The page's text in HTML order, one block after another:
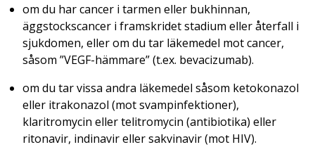
om du har cancer i tarmen eller bukhinnan,
äggstockscancer i framskridet stadium eller återfall i
sjukdomen, eller om du tar läkemedel mot cancer,
såsom ”VEGF-hämmare” (t.ex. bevacizumab).
om du tar vissa andra läkemedel såsom ketokonazol
eller itrakonazol (mot svampinfektioner),
klaritromycin eller telitromycin (antibiotika) eller
ritonavir, indinavir eller sakvinavir (mot HIV).